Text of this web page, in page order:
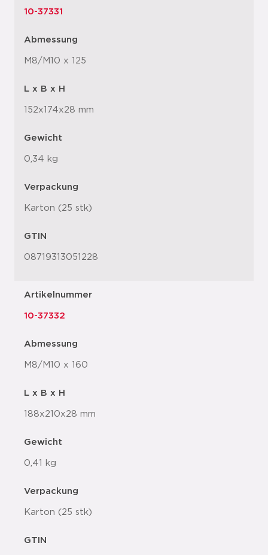
10-37331
Abmessung
M8/M10 x 125
L x B x H
152x174x28 mm
Gewicht
0,34 kg
Verpackung
Karton (25 stk)
GTIN
08719313051228
Artikelnummer
10-37332
Abmessung
M8/M10 x 160
L x B x H
188x210x28 mm
Gewicht
0,41 kg
Verpackung
Karton (25 stk)
GTIN